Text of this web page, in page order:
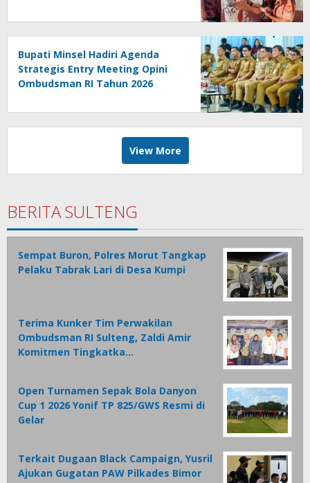
Bupati Minsel Hadiri Agenda
Strategis Entry Meeting Opini
Ombudsman RI Tahun 2026
View More
BERITA SULTENG
Sempat Buron, Polres Morut Tangkap
Pelaku Tabrak Lari di Desa Kumpi
Terima Kunker Tim Perwakilan
Ombudsman RI Sulteng, Zaldi Amir
Komitmen Tingkatka…
Open Turnamen Sepak Bola Danyon
Cup 1 2026 Yonif TP 825/GWS Resmi di
Gelar
Terkait Dugaan Black Campaign, Yusril
Ajukan Gugatan PAW Pilkades Bimor